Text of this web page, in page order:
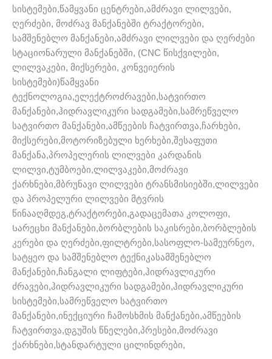
სისტემები,წამყვანი ცენტრები,ამძრავი ლილვები,
ღერძები, მოძრავ მანქანებში ტრაქტორები,
სამშენებლო მანქანები,ამძრავი ლილვები და ღერძები
სტაციონარული მანქანებში, (CNC წისქვილები,
ლილვაკები, მიქსერები, კონვეიერის
სისტემები)წამყვანი
ტექნოლოგია,ელექტროძრავები,სატვირთო
მანქანები,ჰიდრავლიკური სადგამები,სამრეწველო
სატვირთო მანქანები,ამწეების ჩატვირთვა,ჩარხები,
მიქსერები,მოტორიზებული ხერხები,შესაფუთი
მანქანა,პროპელერის ლილვები კარდანის
ლილვი,ტუმბოები,ლილვაკები,მოძრავი
ქარხნები,მბრუნავი ლილვები ტრანსმისიებში,ლილვები
და პროპელური ლილვები მტვრის
წინააღმდეგ,ტრაქტორები,გადაცემათა კოლოფი,
Სარეცხი მანქანები,ბორბლების საკისრები,ბორბლების
კერები და ღერძები,ფილტრები,სასოფლო-სამეურნეო,
სატყეო და სამშენებლო ტექნიკასამშენებლო
მანქანები,ჩანგალი ლიფტები,ჰიდრავლიკური
ძრავები,ჰიდრავლიკური სადგამები,ჰიდრავლიკური
სისტემები,სამრეწველო სატვირთო
მანქანები,ინექციური ჩამოსხმის მანქანები,ამწეების
ჩატვირთვა,დგუშის წნელები,პრესები,მოძრავი
ქარხნები,სტანდარტული ცილინდრები,